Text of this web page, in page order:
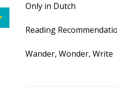
Only in Dutch
Reading
Wander, Wonder, Write